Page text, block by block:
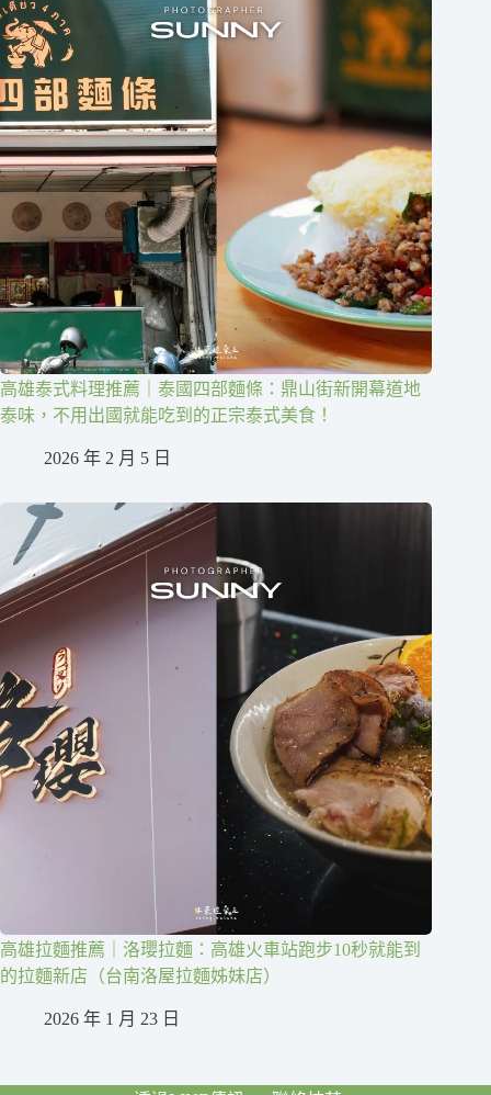
高雄泰式料理推薦｜泰國四部麵條：鼎山街新開幕道地
泰味，不用出國就能吃到的正宗泰式美食！
2026 年 2 月 5 日
高雄拉麵推薦｜洛瓔拉麵：高雄火車站跑步10秒就能到
的拉麵新店（台南洛屋拉麵姊妹店）
2026 年 1 月 23 日